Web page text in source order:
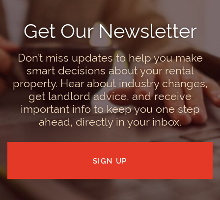
Get Our Newsletter
Don’t miss updates to help you make
smart decisions about your rental
property. Hear about industry changes,
get landlord advice, and receive
important info to keep you one step
ahead, directly in your inbox.
SIGN UP